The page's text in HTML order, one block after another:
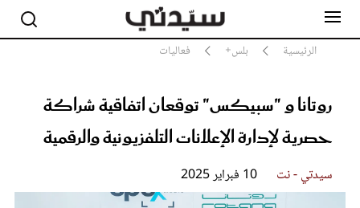
الرئيسية بلس+ فعاليات
روتانا و "سبيكس" توقعان اتفاقية شراكة
حصرية لإدارة الإعلانات التلفزيونية والرقمية
سيدتي - نت 10 فبراير 2025
مشاهير
أناقة
صحة ورشاقة
سيدتي وطفلك